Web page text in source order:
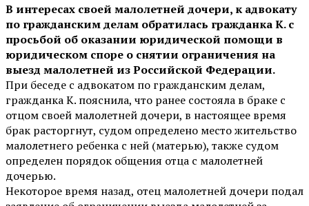
В интересах своей малолетней дочери, к адвокату
по гражданским делам обратилась гражданка К. с
просьбой об оказании юридической помощи в
юридическом споре о снятии ограничения на
выезд малолетней из Российской Федерации.
При беседе с адвокатом по гражданским делам,
гражданка К. пояснила, что ранее состояла в браке с
отцом своей малолетней дочери, в настоящее время
брак расторгнут, судом определено место жительство
малолетнего ребенка с ней (матерью), также судом
определен порядок общения отца с малолетней
дочерью.
Некоторое время назад, отец малолетней дочери подал